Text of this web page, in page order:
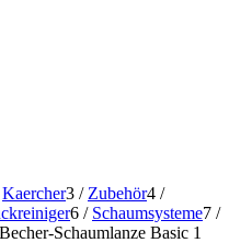
Kaercher3 / Zubehör4 /
6 / Schaumsysteme7 /
Schaumlanze Basic 1